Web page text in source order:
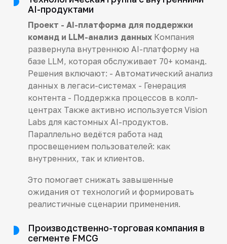
AI-продуктами
Проект - AI-платформа для поддержки
команд и LLM-анализ данныхКомпания
развернула внутреннюю AI-платформу на
базе LLM, которая обслуживает 70+ команд.
Решения включают: - Автоматический анализ
данных в легаси-системах - Генерация
контента - Поддержка процессов в колл-
центрах Также активно используется Vision
Labs для кастомных AI-продуктов.
Параллельно ведётся работа над
просвещением пользователей: как
внутренних, так и клиентов.
Это помогает снижать завышенные
ожидания от технологий и формировать
реалистичные сценарии применения.
Производственно-торговая компания в
сегменте FMCG